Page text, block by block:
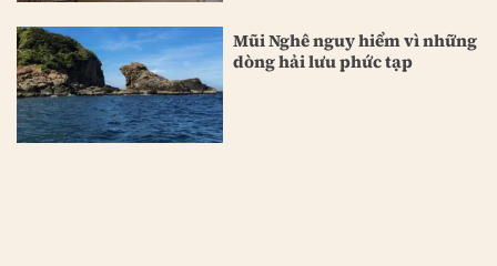
Mũi Nghê nguy hiểm vì những
dòng hải lưu phức tạp